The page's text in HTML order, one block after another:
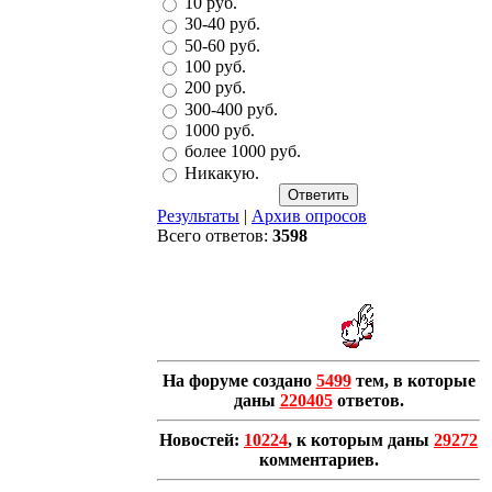
30-40 руб.
50-60 руб.
100 руб.
200 руб.
300-400 руб.
1000 руб.
более 1000 руб.
Никакую.
Результаты | Архив опросов
Всего ответов: 3598
На форуме создано 5499тем, в которые
даны 220405ответов.
Новостей: 10224, к которым даны 29272
комментариев.